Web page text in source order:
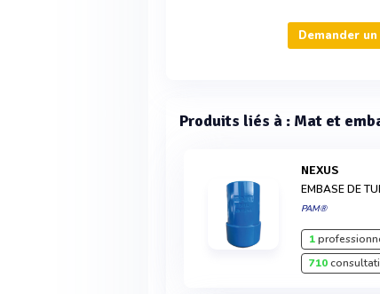
Demander
Produits liés à : Mat et
NEXUS
EMBASE DE
PAM®
1
710